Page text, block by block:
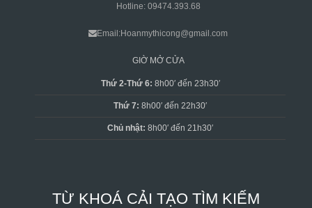
Hotline: 09474.393.68
Email:Hoanmythicong@gmail.com
GIỜ MỞ CỬA
Thứ 2-Thứ 6: 8h00′ đến 23h30′
Thứ 7: 8h00′ đến 22h30′
Chủ nhật: 8h00′ đến 21h30′
TỪ KHOÁ CẢI TẠO TÌM KIẾM